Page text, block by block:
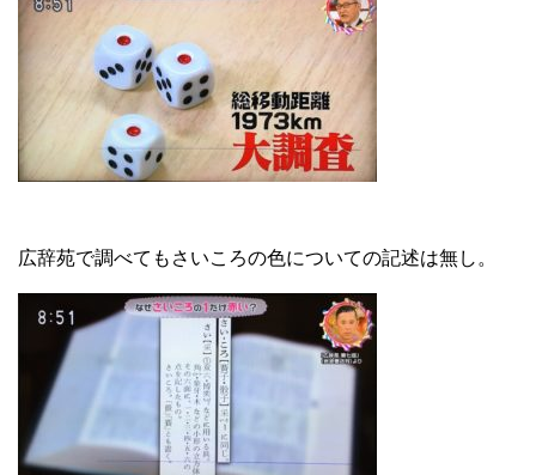
広辞苑で調べてもさいころの色についての記述は無し。